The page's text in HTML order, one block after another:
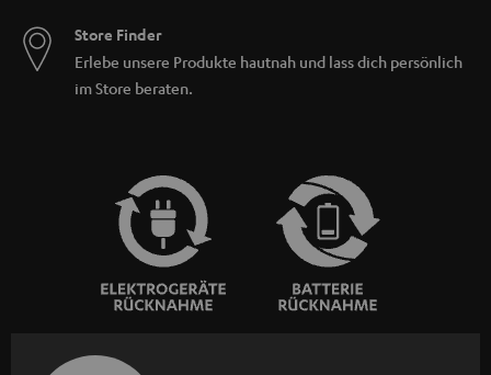
Store Finder
Erlebe unsere Produkte hautnah und lass dich persönlich
im Store beraten.